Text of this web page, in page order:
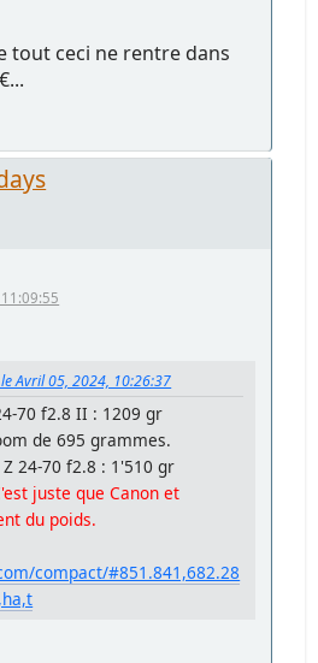
tout ceci ne rentre dans
Avril 05, 2024, 10:26:37
70 f2.8 II : 1209 gr
de 695 grammes.
24-70 f2.8 : 1'510 gr
juste que Canon et
du poids.
compact/#851.841,682.28